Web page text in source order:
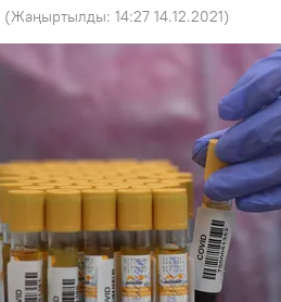
(Жаңыртылды: 14:27 14.12.2021)